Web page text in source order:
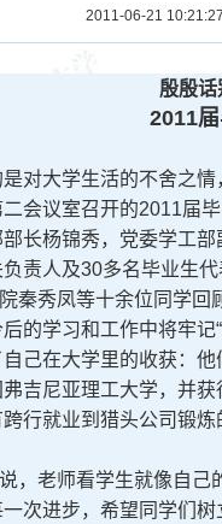
2011-06-21
殷殷
2011
对大学生活的不舍之情
会议室召开的2011届
长杨锦秀，党委学工
责人及30多名毕业生
秦秀凤等十余位同学回
的学习和工作中将牢
己在大学里的收获：
吉尼亚理工大学，并
行就业到猎头公司锻
，老师看学生就像自己
一次进步，希望同学们